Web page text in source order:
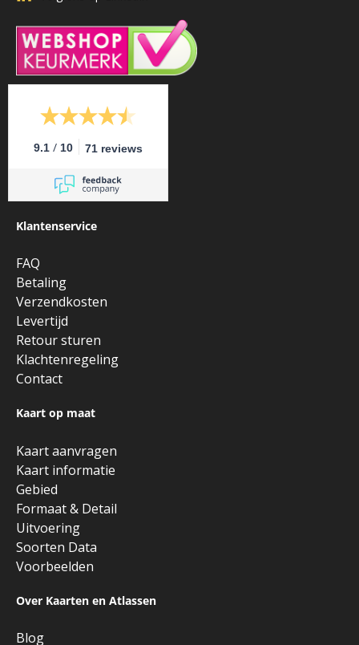
9.1 / 10 71 reviews
Klantenservice
FAQ
Betaling
Verzendkosten
Levertijd
Retour sturen
Klachtenregeling
Contact
Kaart op maat
Kaart aanvragen
Kaart informatie
Gebied
Formaat & Detail
Uitvoering
Soorten Data
Voorbeelden
Over Kaarten en Atlassen
Blog